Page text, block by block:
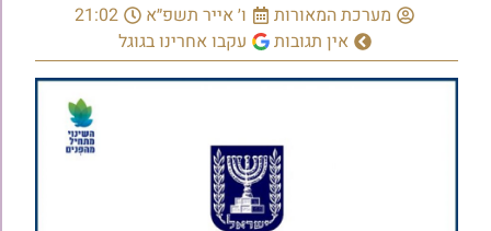
מערכת המאורות ו׳ אייר תשפ״א
21:02
אין תגובות
עקבו אחרינו בגוגל